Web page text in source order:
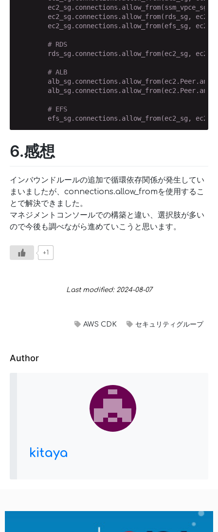
ec2_sg.connections.allow_from(ssm_vpce_sg,
ec2_sg.connections.allow_from(rds_sg,
ec2_sg.connections.allow_from(efs_sg,
# RDS
rds_sg.connections.allow_from(ec2_sg,
# ALB
# EFS
efs_sg.connections.allow_from(ec2_sg,
6.感想
インバウンドルールの追加で循環依存関係が発生してい
まいましたが、connections.allow_fromを使用するこ
とで解決できました。
マネジメントコンソールでの構築と違い、選択肢が多い
ので今後も調べながら進めていこうと思います。
+1
Last modified: 2024-08-07
AWS CDK セキュリティグループ
Author
kitaya